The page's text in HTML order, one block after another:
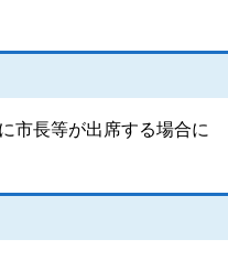
市長等が出席する場合に